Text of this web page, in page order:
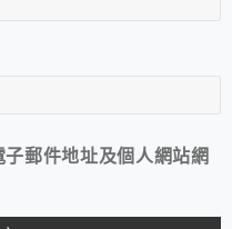
郵件地址及個人網站網